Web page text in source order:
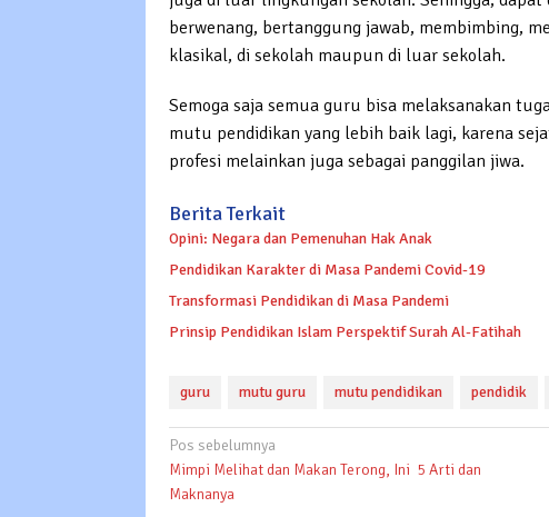
berwenang, bertanggung jawab, membimbing,
klasikal, di sekolah maupun di luar sekolah.
Semoga saja semua guru bisa melaksanakan
mutu pendidikan yang lebih baik lagi, karena
profesi melainkan juga sebagai panggilan jiwa.
Berita Terkait
Opini: Negara dan Pemenuhan Hak Anak
Pendidikan Karakter di Masa Pandemi Covid-19
Transformasi Pendidikan di Masa Pandemi
Prinsip Pendidikan Islam Perspektif Surah Al-Fatihah
guru mutu guru mutu pendidikan pendidik
Navigasi
pos
Pos sebelumnya
Mimpi Melihat dan Makan Terong, Ini 5 Arti dan
Maknanya